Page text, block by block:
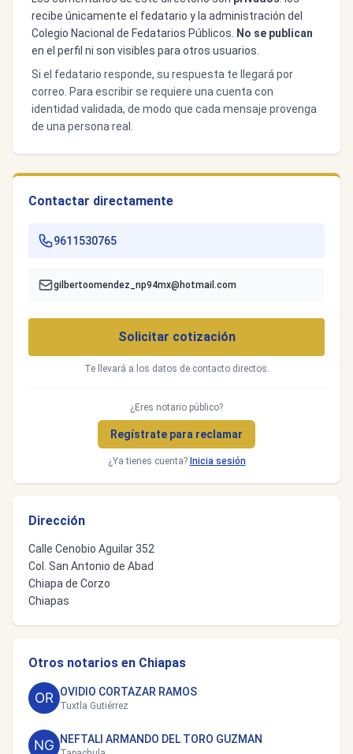
recibe únicamente el fedatario y la administración del
Colegio Nacional de Fedatarios Públicos.
No se publican
en el perfil ni son visibles para otros usuarios.
Si el fedatario responde, su respuesta te llegará por
correo. Para escribir se requiere una cuenta con
identidad validada, de modo que cada mensaje provenga
de una persona real.
Contactar directamente
9611530765
gilbertoomendez_np94mx@hotmail.com
Solicitar cotización
Te llevará a los datos de contacto directos.
¿Eres notario público?
Regístrate para reclamar
¿Ya tienes cuenta? Inicia sesión
Dirección
Calle Cenobio Aguilar 352
Col. San Antonio de Abad
Chiapa de Corzo
Chiapas
Otros notarios en Chiapas
OVIDIO CORTAZAR RAMOS
Tuxtla Gutiérrez
NEFTALI ARMANDO DEL TORO GUZMAN